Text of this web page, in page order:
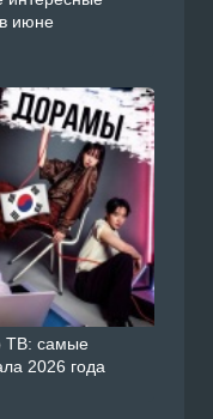
июне
ТВ: самые
2026 года